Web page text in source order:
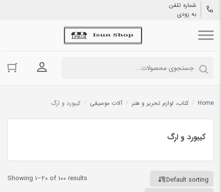
شماره تلفن
به زودی
ورود به
Home
/ کتاب، لوازم تحریر و هنر / آلات موسیقی / کیبورد و ارگ
کیبورد و ارگ
Showing 1–20 of 100 results
Default sorting